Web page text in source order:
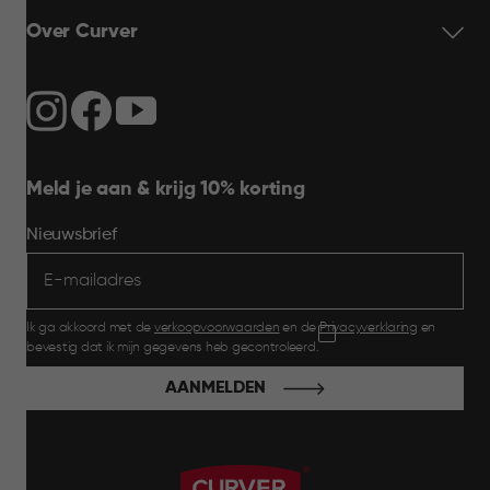
Over Curver
Meld je aan & krijg 10% korting
Nieuwsbrief
Ik ga akkoord met de verkoopvoorwaarden en dePrivacyverklaring en
bevestig dat ik mijn gegevens heb gecontroleerd.
AANMELDEN